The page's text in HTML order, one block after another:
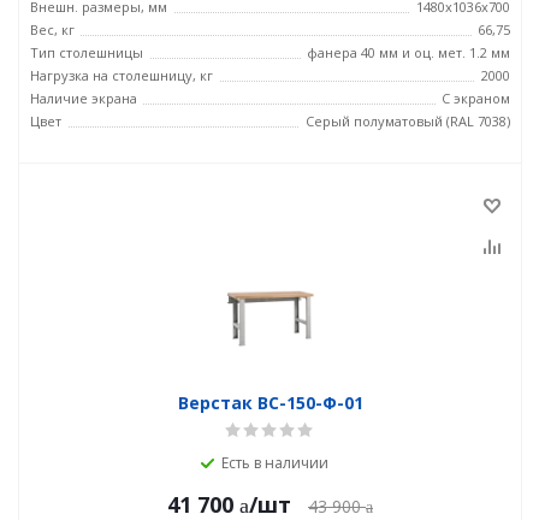
Внешн. размеры, мм
1480x1036x700
Вес, кг
66,75
Тип столешницы
фанера 40 мм и оц. мет. 1.2 мм
Нагрузка на столешницу, кг
2000
Наличие экрана
С экраном
Цвет
Серый полуматовый (RAL 7038)
Верстак ВС-150-Ф-01
Есть в наличии
41 700 /шт 43 900